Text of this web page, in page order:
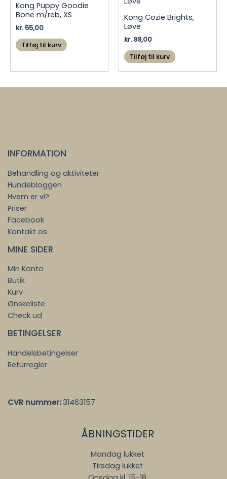
Kong Puppy Goodie
Bone m/reb, XS
kr. 55,00
Tilføj til kurv
Kong Cozie Brights,
Løve
kr. 99,00
Tilføj til kurv
INFORMATION
Behandling og aktiviteter
Hundebloggen
Hvem er vi?
Priser
Facebook
Kontakt os
MINE SIDER
Min Konto
Butik
Kurv
Ønskeliste
Check ud
BETINGELSER
Handelsbetingelser
Returregler
CVR nummer:31463157
ÅBNINGSTIDER
Mandag lukket
Tirsdag lukket